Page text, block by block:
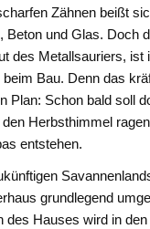
Zähnen beißt
Beton und Glas. Doch
des Metallsauriers, ist
Bau. Denn das
Plan: Schon bald soll
Herbsthimmel
entstehen.
grundlegend
des Hauses wird in